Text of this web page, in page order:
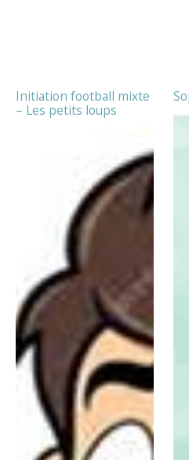
Initiation football mixte
– Les petits loups